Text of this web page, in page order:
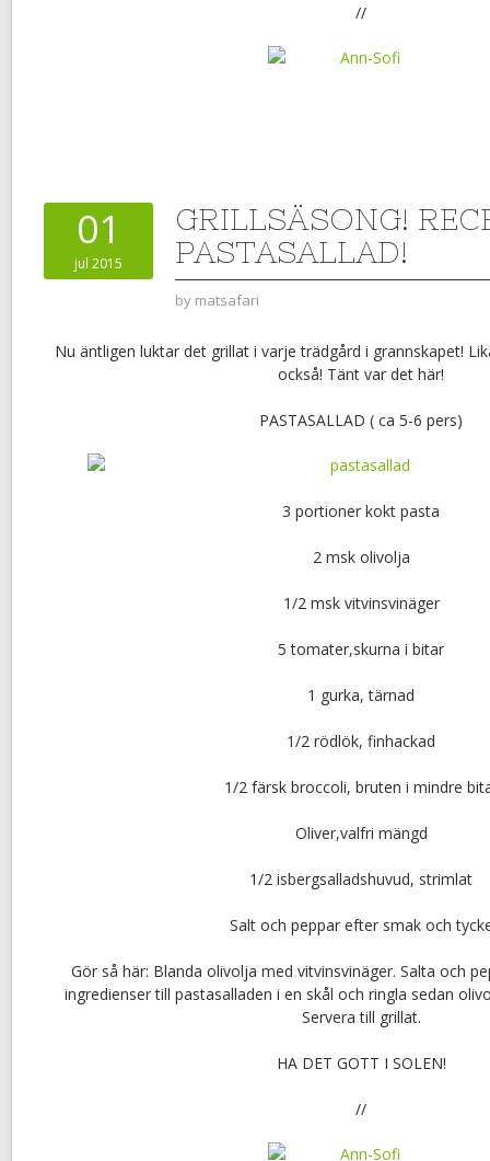
//
01
jul 2015
GRILLSÄSONG!
PASTASALLAD!
by matsafari
Nu äntligen luktar det grillat i varje trädgård i grannskapet!
också! Tänt var det här!
PASTASALLAD ( ca 5-6 pers)
3 portioner kokt pasta
2 msk olivolja
1/2 msk vitvinsvinäger
5 tomater,skurna i bitar
1 gurka, tärnad
1/2 rödlök, finhackad
1/2 färsk broccoli, bruten i mindre
Oliver,valfri mängd
1/2 isbergsalladshuvud, strimlat
Salt och peppar efter smak och
Gör så här: Blanda olivolja med vitvinsvinäger. Salta och
ingredienser till pastasalladen i en skål och ringla sedan
Servera till grillat.
HA DET GOTT I SOLEN!
//